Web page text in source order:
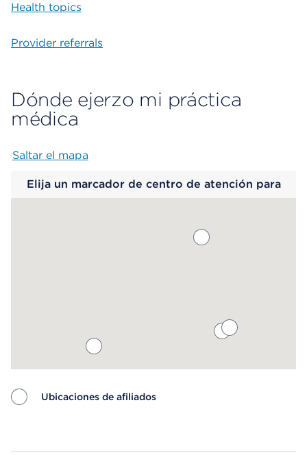
Health topics
Provider referrals
Dónde ejerzo mi práctica
médica
Saltar el mapa
Elija un marcador de centro de atención para
Ubicaciones de afiliados